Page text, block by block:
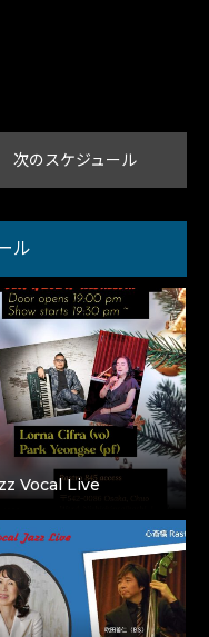
次のスケジュール
ル
Vocal Live